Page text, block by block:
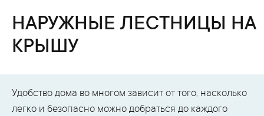
НАРУЖНЫЕ ЛЕСТНИЦЫ НА
КРЫШУ
Удобство дома во многом зависит от того, насколько
легко и безопасно можно добраться до каждого